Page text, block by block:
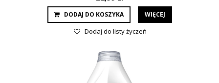
DODAJ DO KOSZYKA WIĘCEJ
Dodaj do listy życzeń